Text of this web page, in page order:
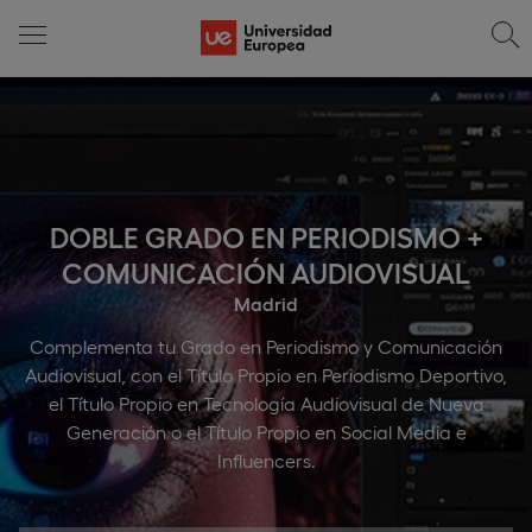
DOBLE GRADO EN PERIODISMO +
COMUNICACIÓN AUDIOVISUAL
Madrid
Complementa tu Grado en Periodismo y Comunicación
Audiovisual, con el Título Propio en Periodismo Deportivo,
el Título Propio en Tecnología Audiovisual de Nueva
Generación o el Título Propio en Social Media e
Influencers.